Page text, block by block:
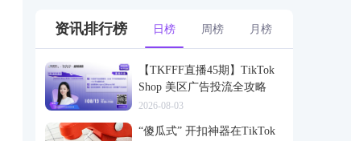
资讯排行榜 日榜 周榜 月榜
【TKFFF直播45期】TikTok
Shop 美区广告投流全攻略
2026-08-03
“傻瓜式” 开扣神器在TikTok